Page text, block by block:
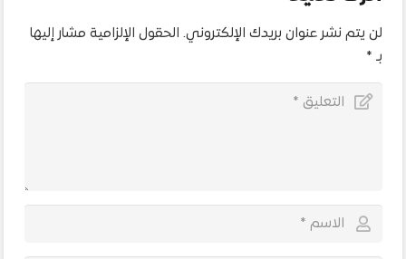
لن يتم نشر عنوان بريدك الإلكتروني. الحقول الإلزامية مشار إليها
بـ *